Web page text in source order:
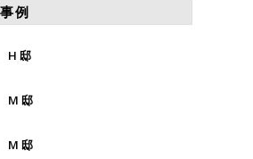
例
H 邸
M 邸
M 邸